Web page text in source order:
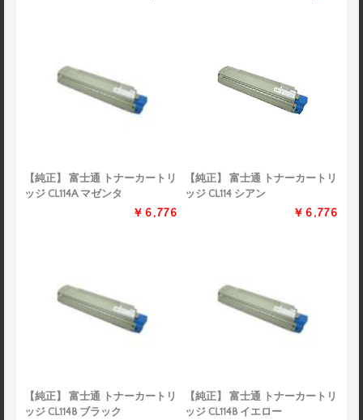
【純正】 富士通 トナーカートリ
ッジ CL114A マゼンタ
￥6,776
【純正】 富士通 トナーカートリ
ッジ CL114 シアン
￥6,776
【純正】 富士通 トナーカートリ
ッジ CL114B ブラック
【純正】 富士通 トナーカートリ
ッジ CL114B イエロー